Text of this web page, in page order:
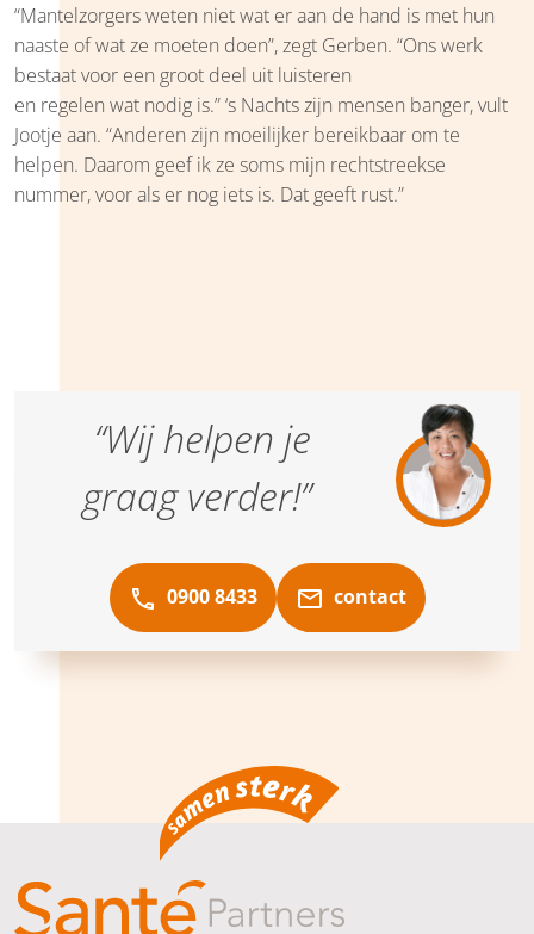
“Mantelzorgers weten niet wat er aan de hand is met hun
naaste of wat ze moeten doen”, zegt Gerben. “Ons werk
bestaat voor een groot deel uit luisteren
en regelen wat nodig is.” ‘s Nachts zijn mensen banger, vult
Jootje aan. “Anderen zijn moeilijker bereikbaar om te
helpen. Daarom geef ik ze soms mijn rechtstreekse
nummer, voor als er nog iets is. Dat geeft rust.”
“Wij helpen je
graag verder!”
0900 8433 contact